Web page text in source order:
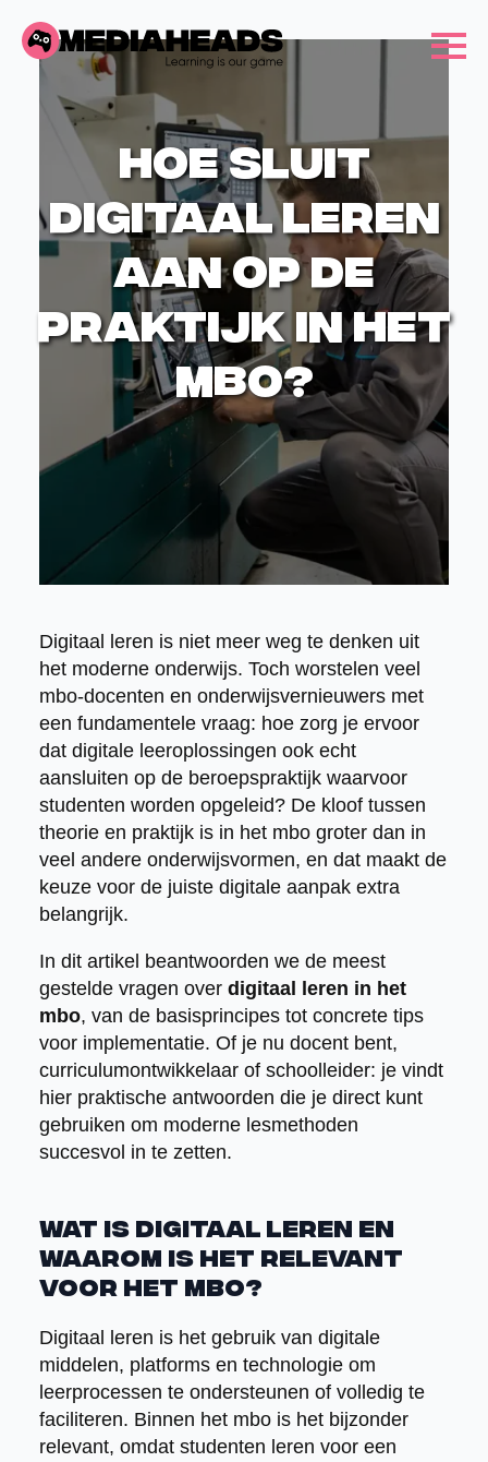
Hoe sluit
digitaal leren
aan op de
praktijk in het
MBO?
Digitaal leren is niet meer weg te denken uit
het moderne onderwijs. Toch worstelen veel
mbo-docenten en onderwijsvernieuwers met
een fundamentele vraag: hoe zorg je ervoor
dat digitale leeroplossingen ook echt
aansluiten op de beroepspraktijk waarvoor
studenten worden opgeleid? De kloof tussen
theorie en praktijk is in het mbo groter dan in
veel andere onderwijsvormen, en dat maakt de
keuze voor de juiste digitale aanpak extra
belangrijk.
In dit artikel beantwoorden we de meest
gestelde vragen over digitaal leren in het
mbo, van de basisprincipes tot concrete tips
voor implementatie. Of je nu docent bent,
curriculumontwikkelaar of schoolleider: je vindt
hier praktische antwoorden die je direct kunt
gebruiken om moderne lesmethoden
succesvol in te zetten.
Wat is digitaal leren en
waarom is het relevant
voor het mbo?
Digitaal leren is het gebruik van digitale
middelen, platforms en technologie om
leerprocessen te ondersteunen of volledig te
faciliteren. Binnen het mbo is het bijzonder
relevant, omdat studenten leren voor een